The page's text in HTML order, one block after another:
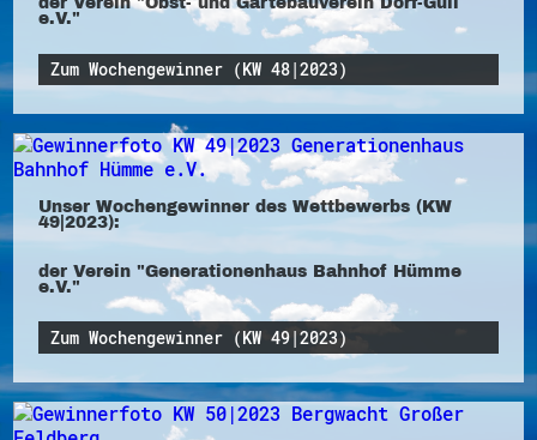
e.V."
Zum Wochengewinner (KW 48|2023)
Unser Wochengewinner des Wettbewerbs (KW
49|2023):
der Verein "Generationenhaus Bahnhof Hümme
e.V."
Zum Wochengewinner (KW 49|2023)